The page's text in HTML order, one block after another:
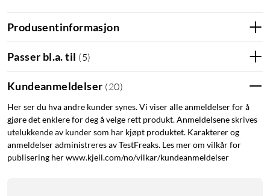
Dekselet er falltestet og tåler fall opptil 2 m. Opphøyde kanter
rundt skjerm og kamera gir ekstra beskyttelse når telefonen
med mikrofiber som bidrar til å beskytte telefonens bakside
Fungerer med MagSafe
Den innebygde magnetringen er tilpasset Apples MagSafe-
system, slik at MagSafe-ladere og magnetisk tilbehør fester
Produsentinformasjon
Passer bl.a. til (5)
Kundeanmeldelser (20)
Her ser du hva andre kunder synes. Vi viser alle anmeldelser for å
gjøre det enklere for deg å velge rett produkt. Anmeldelsene skrives
utelukkende av kunder som har kjøpt produktet. Karakterer og
anmeldelser administreres av TestFreaks. Les mer om vilkår for
publisering her www.kjell.com/no/vilkar/kundeanmeldelser